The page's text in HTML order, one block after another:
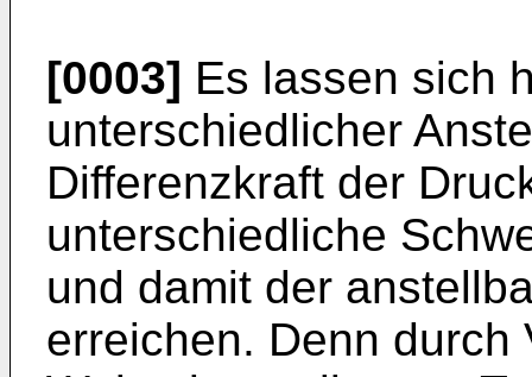
[0003] Es lassen sich
unterschiedlicher
Differenzkraft der
unterschiedliche
und damit der
erreichen. Denn durch